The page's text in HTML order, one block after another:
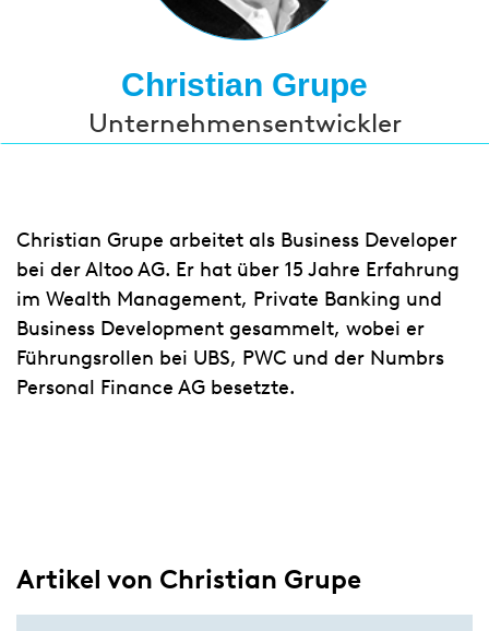
Christian Grupe
Unternehmensentwickler
Christian Grupe arbeitet als Business Developer
bei der Altoo AG. Er hat über 15 Jahre Erfahrung
im Wealth Management, Private Banking und
Business Development gesammelt, wobei er
Führungsrollen bei UBS, PWC und der Numbrs
Personal Finance AG besetzte.
Artikel von Christian Grupe